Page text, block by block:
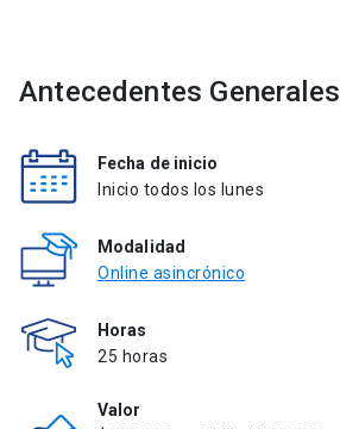
Antecedentes Generales
Fecha de inicio
Inicio todos los lunes
Modalidad
Online asincrónico
Horas
25 horas
Valor